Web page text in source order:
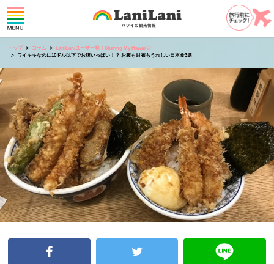
トップ コラム
LaniLaniユーザー発！Sharing My Hawaii♡
ワイキキなのに10ドル以下でお腹いっぱい！？ お腹も財布もうれしい日本食3選